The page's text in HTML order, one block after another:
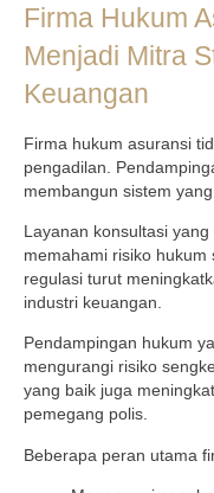
Firma Hukum
Menjadi Mitra
Keuangan
Firma hukum asuransi
pengadilan.
membangun sistem
Layanan konsultasi
memahami risiko
regulasi turut
industri keuangan.
Pendampingan hukum
mengurangi risiko
yang baik juga
pemegang polis.
Beberapa peran utama